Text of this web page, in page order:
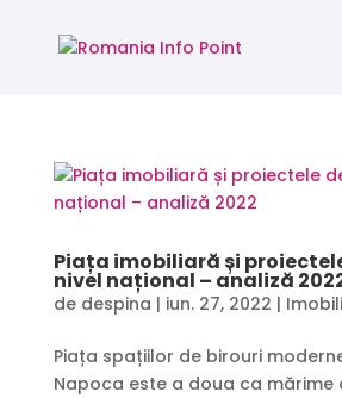
Piața imobiliară și
nivel național – analiză
de despina | iun. 27, 2022 |
Piața spațiilor de birouri
Napoca este a doua ca mărime